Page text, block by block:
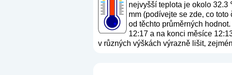
nejvyšší teplota je okolo
mm (podívejte se zde, co toto
od těchto průměrných
12:17 a na konci měsíce
v různých výškách výrazně lišit,